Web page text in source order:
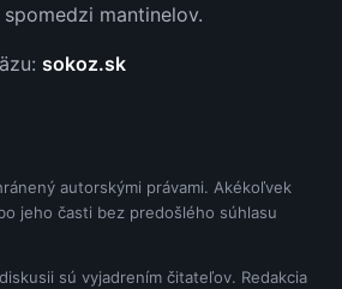
mantinelov.
sokoz.sk
autorskými právami. Akékoľvek
jeho časti bez predošlého súhlasu
sú vyjadrením čitateľov. Redakcia